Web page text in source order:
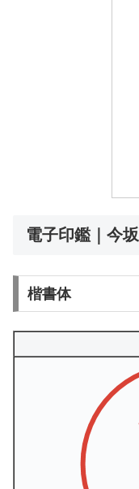
電子印鑑｜今坂
楷書体